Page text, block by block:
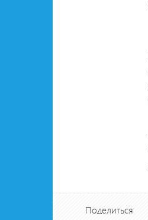
Поделиться